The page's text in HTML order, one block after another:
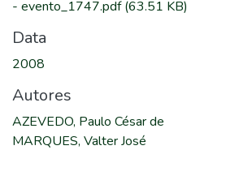
- evento_1747.pdf(63.51 KB)
Data
2008
Autores
AZEVEDO, Paulo César de
MARQUES, Valter José